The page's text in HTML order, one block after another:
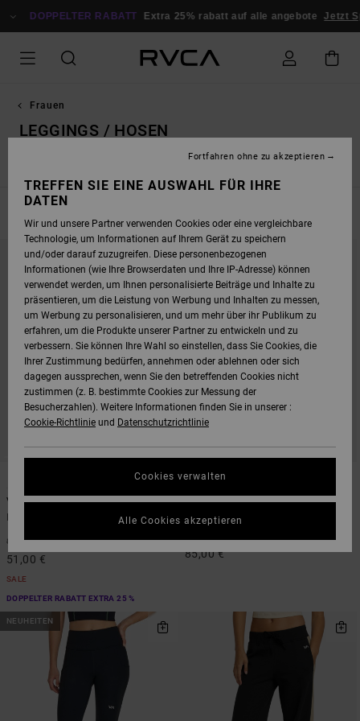
ZUR
DOPPELTER RABATT Extra 25% rabatt auf alle angebote Jetzt
Frauen
LEGGINGS / HOSEN
DIREKT
FILTERKRITERIEN
ÜBERSPRINGEN
FILTERN
VA Essential
85,00 € 40%
51,00 €
SALE
DOPPELTER RABATT EXTRA 25 %
1
VA Bootcut
Frauen Schwarz Stretch-Leggings
85,00 €
NEUHEITEN
TREFFEN SIE EINE AUSWAHL FÜR IHRE
DATEN
Wir und unsere Partner verwenden Cookies oder eine vergleichbare
Technologie, um Informationen auf Ihrem Gerät zu speichern
und/oder darauf zuzugreifen. Diese personenbezogenen
Informationen (wie Ihre Browserdaten und Ihre IP-Adresse) können
verwendet werden, um Ihnen personalisierte Beiträge und Inhalte zu
präsentieren, um die Leistung von Werbung und Inhalten zu messen,
um Werbung zu personalisieren, und um mehr über ihr Publikum zu
erfahren, um die Produkte unserer Partner zu entwickeln und zu
verbessern. Sie können Ihre Wahl so einstellen, dass Sie Cookies, die
Ihrer Zustimmung bedürfen, annehmen oder ablehnen oder sich
dagegen aussprechen, wenn Sie den betreffenden Cookies nicht
zustimmen (z. B. bestimmte Cookies zur Messung der
Besucherzahlen). Weitere Informationen finden Sie in unserer :
Cookie-Richtlinie und Datenschutzrichtlinie
Cookies verwalten
Fortfahren ohne zu akzeptieren
Alle Cookies akzeptieren